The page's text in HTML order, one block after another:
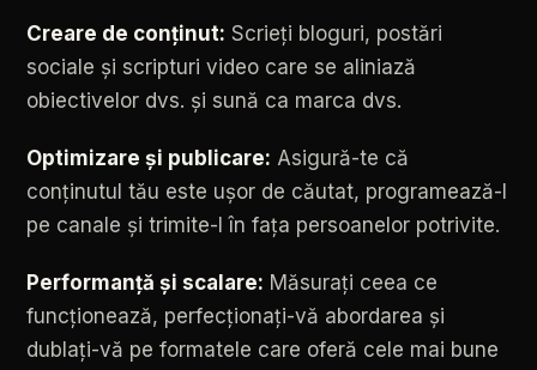
Creare de conținut: Scrieți bloguri, postări
sociale și scripturi video care se aliniază
obiectivelor dvs. și sună ca marca dvs.
Optimizare și publicare: Asigură-te că
conținutul tău este ușor de căutat, programează-l
pe canale și trimite-l în fața persoanelor potrivite.
Performanță și scalare: Măsurați ceea ce
funcționează, perfecționați-vă abordarea și
dublați-vă pe formatele care oferă cele mai bune